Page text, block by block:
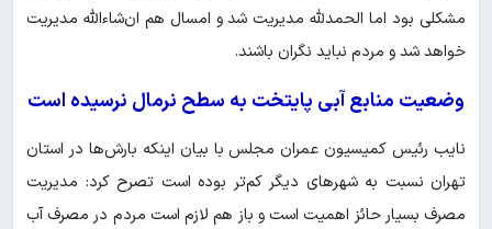
مشکلی بود اما الحمدلله مدیریت شد و امسال هم ان‌شاءالله مدیریت
خواهد شد و مردم نباید نگران باشند.
وضعیت منابع آبی پایتخت به سطح نرمال نرسیده است
نایب رئیس کمیسیون عمران مجلس با بیان اینکه بارش‌ها در استان
تهران نسبت به شهرهای دیگر کم‌تر بوده است تصرح کرد: مدیریت
مصرف بسیار حائز اهمیت است و باز هم لازم است مردم در مصرف آب